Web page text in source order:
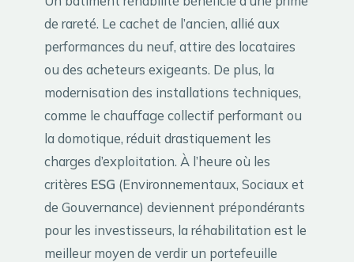
de rareté. Le cachet de l’ancien, allié aux
performances du neuf, attire des locataires
ou des acheteurs exigeants. De plus, la
modernisation des installations techniques,
comme le chauffage collectif performant ou
la domotique, réduit drastiquement les
charges d’exploitation. À l’heure où les
critères ESG (Environnementaux, Sociaux et
de Gouvernance) deviennent prépondérants
pour les investisseurs, la réhabilitation est le
meilleur moyen de verdir un portefeuille